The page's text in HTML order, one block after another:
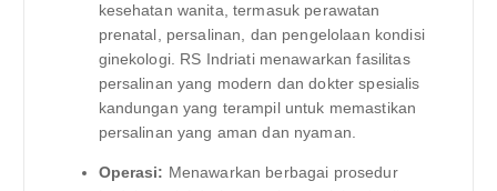
kesehatan wanita, termasuk perawatan
prenatal, persalinan, dan pengelolaan kondisi
ginekologi. RS Indriati menawarkan fasilitas
persalinan yang modern dan dokter spesialis
kandungan yang terampil untuk memastikan
persalinan yang aman dan nyaman.
Operasi: Menawarkan berbagai prosedur